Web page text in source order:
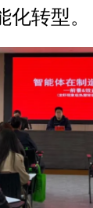
化转型。